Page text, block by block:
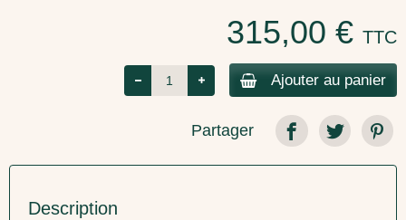
315,00 € TTC
Ajouter au panier
Partager
Description